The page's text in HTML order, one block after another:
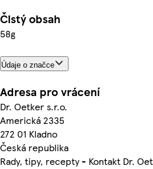
Čistý obsah
58g
Údaje o značce
Adresa pro vrácení
Dr. Oetker s.r.o.
Americká 2335
272 01 Kladno
Česká republika
Rady, tipy, recepty - Kontakt Dr.